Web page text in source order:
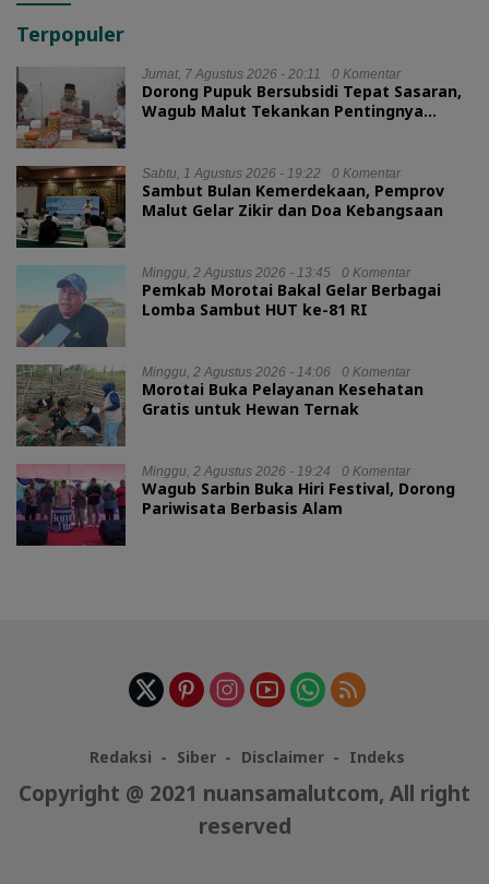
Terpopuler
Jumat, 7 Agustus 2026 - 20:11 0 Komentar
Dorong Pupuk Bersubsidi Tepat Sasaran,
Wagub Malut Tekankan Pentingnya
Sabtu, 1 Agustus 2026 - 19:22 0 Komentar
Sambut Bulan Kemerdekaan, Pemprov
Malut Gelar Zikir dan Doa Kebangsaan
Minggu, 2 Agustus 2026 - 13:45 0 Komentar
Pemkab Morotai Bakal Gelar Berbagai
Lomba Sambut HUT ke-81 RI
Minggu, 2 Agustus 2026 - 14:06 0 Komentar
Morotai Buka Pelayanan Kesehatan
Gratis untuk Hewan Ternak
Minggu, 2 Agustus 2026 - 19:24 0 Komentar
Wagub Sarbin Buka Hiri Festival, Dorong
Pariwisata Berbasis Alam
Redaksi Siber Disclaimer Indeks
Copyright @ 2021 nuansamalutcom, All right
reserved